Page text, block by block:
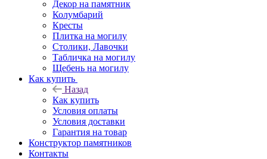
Декор на памятник
Колумбарий
Кресты
Плитка на могилу
Столики, Лавочки
Табличка на могилу
Щебень на могилу
Как купить
Назад
Как купить
Условия оплаты
Условия доставки
Гарантия на товар
Конструктор памятников
Контакты